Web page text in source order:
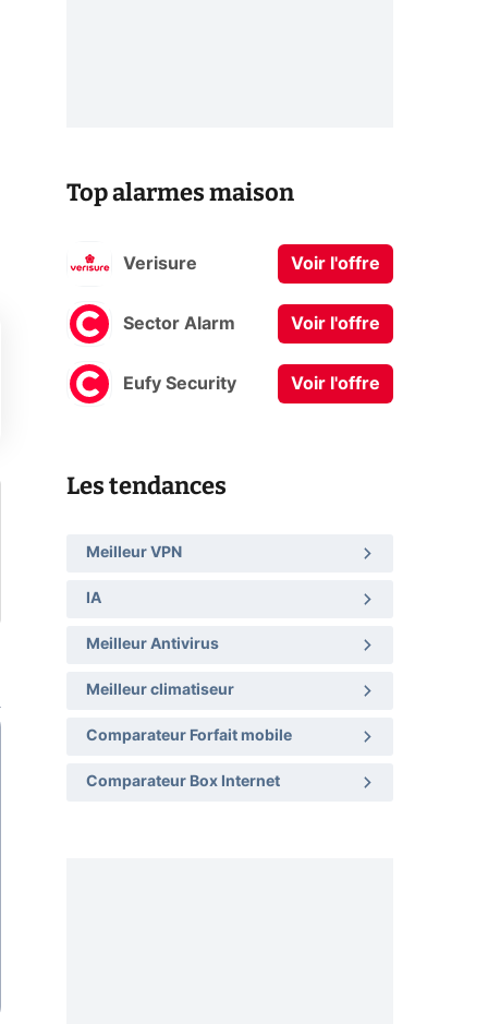
Top alarmes maison
Verisure Voir l'offre
Sector Alarm Voir l'offre
Eufy Security Voir l'offre
Les tendances
Meilleur VPN
IA
Meilleur Antivirus
Meilleur climatiseur
Comparateur Forfait mobile
Comparateur Box Internet